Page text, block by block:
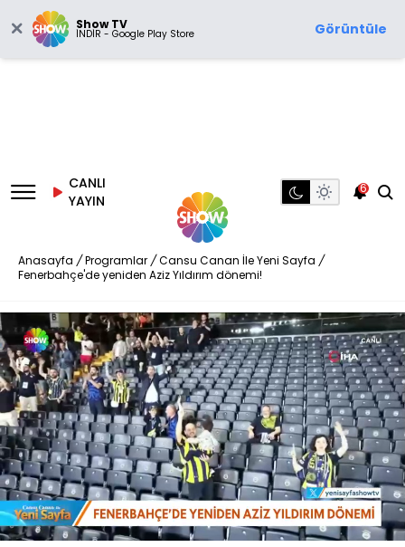
Show TV
İNDİR - Google Play Store Görüntüle
CANLI
YAYIN
6
Anasayfa / Programlar / Cansu Canan İle Yeni Sayfa /
Fenerbahçe'de yeniden Aziz Yıldırım dönemi!
Sesi
Aç
480P
Yüklendi:
27.29%
Oynatma
Hızı